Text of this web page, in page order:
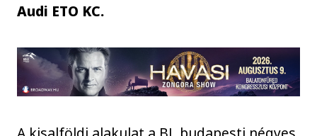
Audi ETO KC.